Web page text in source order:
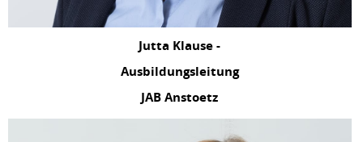
Jutta Klause -
Ausbildungsleitung
JAB Anstoetz